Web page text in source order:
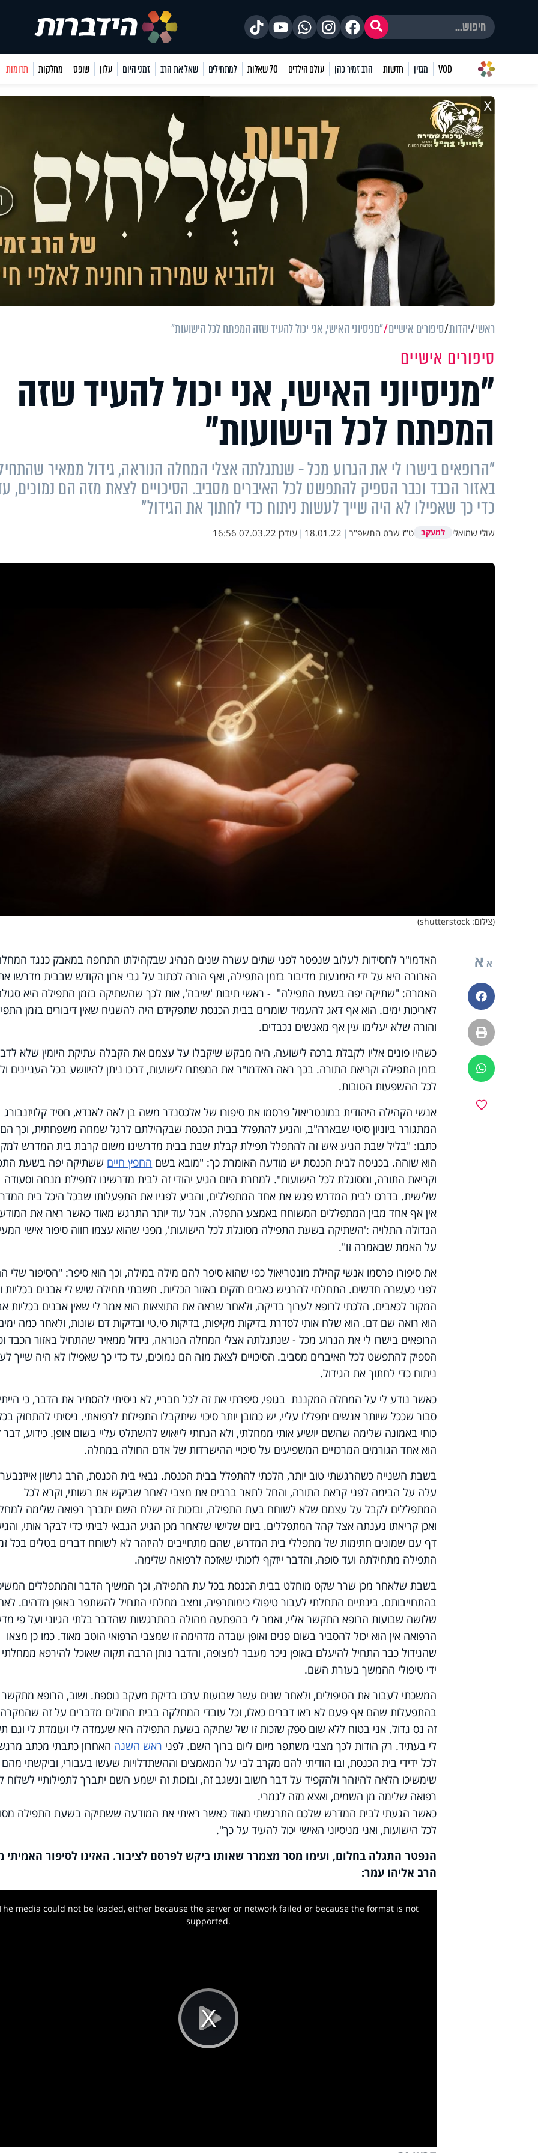
VOD מגזין חדשות הרב זמיר כהן עולם הילדים 70 שאלות למתחילים שאל את הרב זמני היום עלון שופס מחלקות תרומות
X
ראשי יהדות סיפורים אישיים "מניסיוני האישי, אני יכול להעיד שזה המפתח לכל הישועות"
סיפורים אישיים
"מניסיוני האישי, אני יכול להעיד שזה
המפתח לכל הישועות"
"הרופאים בישרו לי את הגרוע מכל - שנתגלתה אצלי המחלה הנוראה, גידול ממאיר
באזור הכבד וכבר הספיק להתפשט לכל האיברים מסביב. הסיכויים לצאת מזה הם נמוכים,
כדי כך שאפילו לא היה שייך לעשות ניתוח כדי לחתוך את הגידול"
שולי שמואלי למעקב ט"ז שבט התשפ"ב |
18.01.22
| עודכן 07.03.22 16:56
(צילום: shutterstock)
א א
פייסבוק
הדפסה
ווטסאפ
האדמו"ר לחסידות לעלוב שנפטר לפני שתים עשרה שנים הנהיג שבקהילתו התרופה במאבק כנגד
הארורה היא על ידי הימנעות מדיבור בזמן התפילה, ואף הורה לכתוב על גבי ארון הקודש שבבית מדרשו
האמרה: "שתיקה יפה בשעת התפילה" - ראשי תיבות 'שיבה', אות לכך שהשתיקה בזמן התפילה היא
לאריכות ימים. הוא אף דאג להעמיד שומרים בבית הכנסת שתפקידם היה להשגיח שאין דיבורים בזמן
והורה שלא יעלימו עין אף מאנשים נכבדים.
כשהיו פונים אליו לקבלת ברכה לישועה, היה מבקש שיקבלו על עצמם את הקבלה עתיקת היומין שלא
בזמן התפילה וקריאת התורה. בכך ראה האדמו"ר את המפתח לישועות, דרכו ניתן להיוושע בכל העניינים
לכל ההשפעות הטובות.
אנשי הקהילה היהודית במונטריאול פרסמו את סיפורו של אלכסנדר משה בן לאה לאנדא, חסיד קלויזנבורג
המתגורר ביוניון סיטי שבארה"ב, והגיע להתפלל בבית הכנסת שבקהילתם לרגל שמחה משפחתית, וכך הם
כתבו: "בליל שבת הגיע איש זה להתפלל תפילת קבלת שבת בבית מדרשינו משום קרבת בית המדרש
הוא שוהה. בכניסה לבית הכנסת יש מודעה האומרת כך: "מובא בשם החפץ חיים ששתיקה יפה בשעת
וקריאת התורה, ומסוגלת לכל הישועות". למחרת היום הגיע יהודי זה לבית מדרשינו לתפילת מנחה וסעודה
שלישית. בדרכו לבית המדרש פגש את אחד המתפללים, והביע לפניו את התפעלותו שבכל היכל בית
אין אף אחד מבין המתפללים המשוחח באמצע התפלה. אבל עוד יותר התרגש מאוד כאשר ראה את
הגדולה התלויה :'השתיקה בשעת התפילה מסוגלת לכל הישועות', מפני שהוא עצמו חווה סיפור אישי
על האמת שבאמרה זו".
את סיפורו פרסמו אנשי קהילת מונטריאול כפי שהוא סיפר להם מילה במילה, וכך הוא סיפר: "הסיפור שלי
לפני כעשרה חדשים. התחלתי להרגיש כאבים חזקים באזור הכליות. חשבתי תחילה שיש לי אבנים בכליות
המקור לכאבים. הלכתי לרופא לערוך בדיקה, ולאחר שראה את התוצאות הוא אמר לי שאין אבנים בכליות
הוא רואה שם דם. הוא שלח אותי לסדרת בדיקות מקיפות, בדיקות סי.טי ובדיקות דם שונות, ולאחר כמה
הרופאים בישרו לי את הגרוע מכל - שנתגלתה אצלי המחלה הנוראה, גידול ממאיר שהתחיל באזור הכבד
הספיק להתפשט לכל האיברים מסביב. הסיכויים לצאת מזה הם נמוכים, עד כדי כך שאפילו לא היה שייך
ניתוח כדי לחתוך את הגידול.
כאשר נודע לי על המחלה המקננת בגופי, סיפרתי את זה לכל חבריי, לא ניסיתי להסתיר את הדבר, כי הייתי
סבור שככל שיותר אנשים יתפללו עליי, יש כמובן יותר סיכוי שיתקבלו התפילות לרפואתי. ניסיתי להתחזק
כוחי באמונה שלימה שהשם יושיע אותי ממחלתי, ולא הנחתי לייאוש להשתלט עליי בשום אופן. כידוע, דבר
הוא אחד הגורמים המרכזיים המשפיעים על סיכויי ההישרדות של אדם החולה במחלה.
בשבת השנייה כשהרגשתי טוב יותר, הלכתי להתפלל בבית הכנסת. גבאי בית הכנסת, הרב גרשון
עלה על הבימה לפני קראת התורה, והחל לתאר ברבים את מצבי לאחר שביקש את רשותי, וקרא לכל
המתפללים לקבל על עצמם שלא לשוחח בעת התפילה, ובזכות זה ישלח השם יתברך רפואה שלימה
ואכן קריאתו נענתה אצל קהל המתפללים. ביום שלישי שלאחר מכן הגיע הגבאי לביתי כדי לבקר אותי,
דף עם שמונים חתימות של מתפללי בית המדרש, שהם מתחייבים להיזהר לא לשוחח דברים בטלים בכל
התפילה מתחילתה ועד סופה, והדבר ייזקף לזכותי שאזכה לרפואה שלימה.
בשבת שלאחר מכן שרר שקט מוחלט בבית הכנסת בכל עת התפילה, וכך המשיך הדבר והמתפללים
בהתחייבותם. בינתיים התחלתי לעבור טיפולי כימותרפיה, ומצב מחלתי התחיל להשתפר באופן מדהים.
שלושה שבועות הרופא התקשר אליי, ואמר לי בהפתעה מהולה בהתרגשות שהדבר בלתי הגיוני ועל פי
הרפואה אין הוא יכול להסביר בשום פנים ואופן עובדה מדהימה זו שמצבי הרפואי הוטב מאוד. כמו כן מצאו
שהגידול כבר התחיל להיעלם באופן ניכר מעבר למצופה, והדבר נותן הרבה תקוה שאוכל להירפא
ידי טיפולי ההמשך בעזרת השם.
המשכתי לעבור את הטיפולים, ולאחר שנים עשר שבועות ערכו בדיקת מעקב נוספת. ושוב, הרופא מתקשר
בהתפעלות שהם אף פעם לא ראו דברים כאלו, וכל עובדי המחלקה בבית החולים מדברים על זה
זה נס גדול. אני בטוח ללא שום ספק שזכות זו של שתיקה בשעת התפילה היא שעמדה לי ועומדת לי וגם
לי בעתיד. רק הודות לכך מצבי משתפר מיום ליום ברוך השם. לפני ראש השנה האחרון כתבתי מכתב
לכל ידידי בית הכנסת, ובו הודיתי להם מקרב לבי על המאמצים וההשתדלויות שעשו בעבורי, וביקשתי מהם
שימשיכו הלאה להיזהר ולהקפיד על דבר חשוב ונשגב זה, ובזכות זה ישמע השם יתברך לתפילותיי לשלוח
רפואה שלימה מן השמים, ואצא מזה לגמרי.
כאשר הגעתי לבית המדרש שלכם התרגשתי מאוד כאשר ראיתי את המודעה ששתיקה בשעת התפילה
לכל הישועות, ואני מניסיוני האישי יכול להעיד על כך".
הנפטר התגלה בחלום, ועימו מסר מצמרר שאותו ביקש לפרסם לציבור. האזינו לסיפור האמיתי
הרב אליהו עמר:
Play
media could not be loaded, either because the server or network failed or because the format is not
supported.